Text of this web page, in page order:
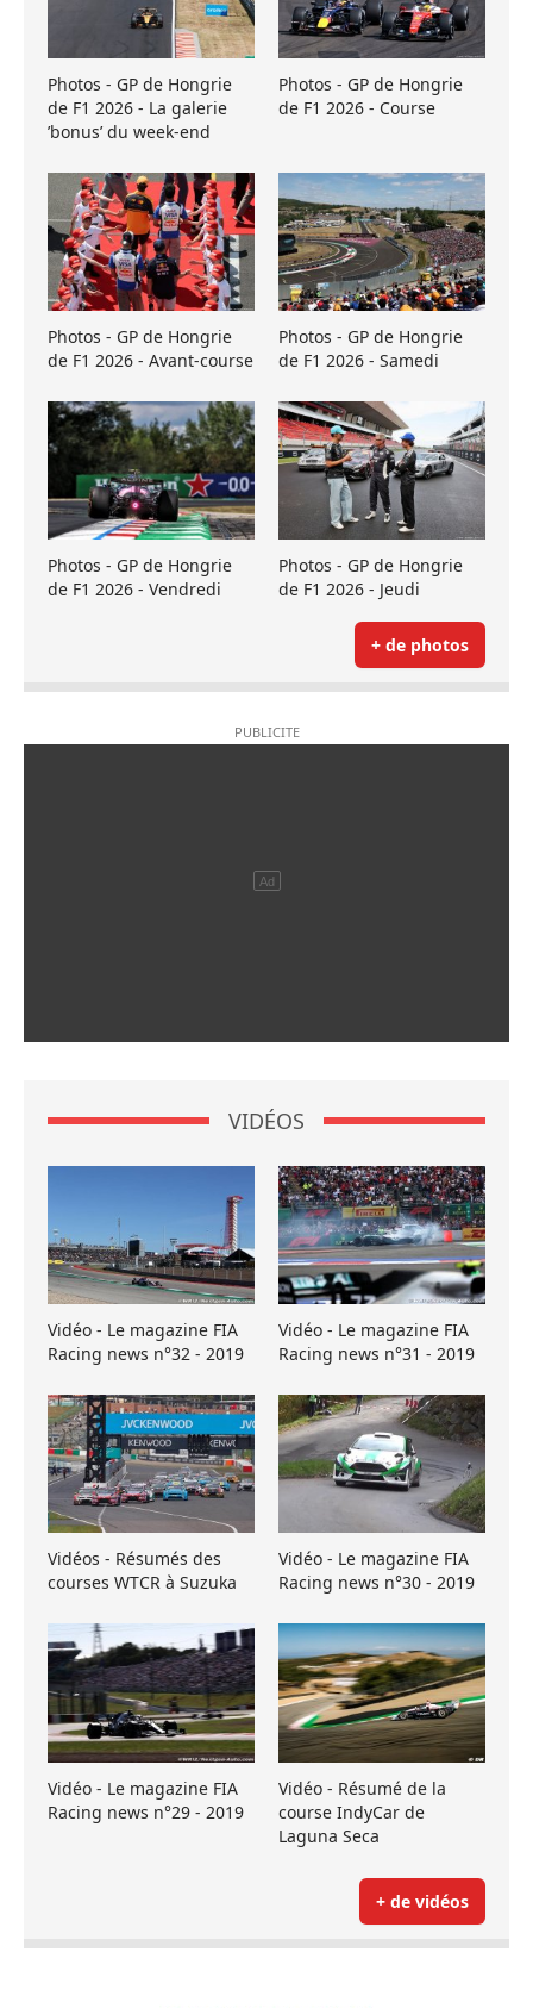
Photos - GP de Hongrie
de F1 2026 - La galerie
’bonus’ du week-end
Photos - GP de Hongrie
de F1 2026 - Course
Photos - GP de Hongrie
de F1 2026 - Avant-course
Photos - GP de Hongrie
de F1 2026 - Samedi
Photos - GP de Hongrie
de F1 2026 - Vendredi
Photos - GP de Hongrie
de F1 2026 - Jeudi
+ de photos
VIDÉOS
Vidéo - Le magazine FIA
Racing news n°32 - 2019
Vidéo - Le magazine FIA
Racing news n°31 - 2019
Vidéos - Résumés des
courses WTCR à Suzuka
Vidéo - Le magazine FIA
Racing news n°30 - 2019
Vidéo - Le magazine FIA
Racing news n°29 - 2019
Vidéo - Résumé de la
course IndyCar de
Laguna Seca
+ de vidéos